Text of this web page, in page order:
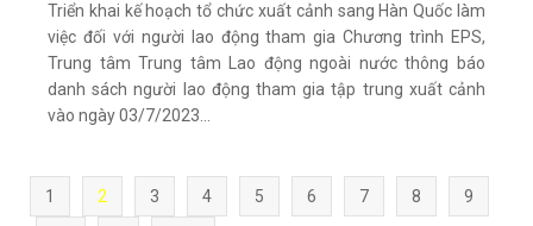
Triển khai kế hoạch tổ chức xuất cảnh sang Hàn Quốc làm
việc đối với người lao động tham gia Chương trình EPS,
Trung tâm Trung tâm Lao động ngoài nước thông báo
danh sách người lao động tham gia tập trung xuất cảnh
vào ngày 03/7/2023...
1 2 3 4 5 6 7 8 9